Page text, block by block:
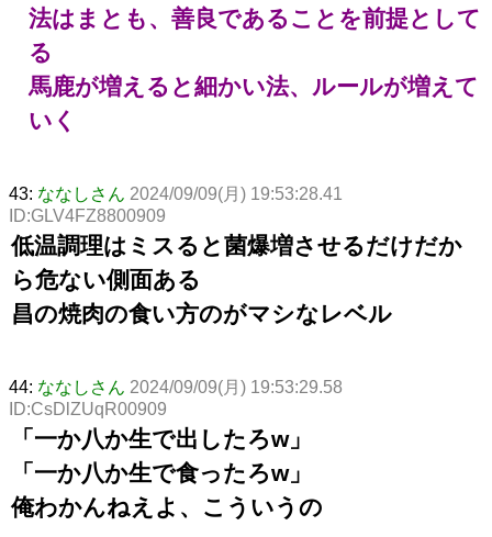
法はまとも、善良であることを前提として
る
馬鹿が増えると細かい法、ルールが増えて
いく
43: ななしさん 2024/09/09(月) 19:53:28.41
ID:GLV4FZ8800909
低温調理はミスると菌爆増させるだけだか
ら危ない側面ある
昌の焼肉の食い方のがマシなレベル
44: ななしさん 2024/09/09(月) 19:53:29.58
ID:CsDlZUqR00909
「一か八か生で出したろw」
「一か八か生で食ったろw」
俺わかんねえよ、こういうの